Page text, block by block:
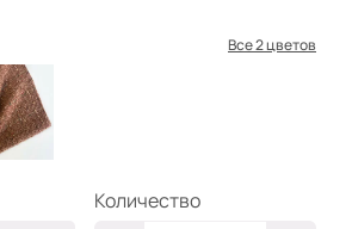
Все 2 цветов
Количество